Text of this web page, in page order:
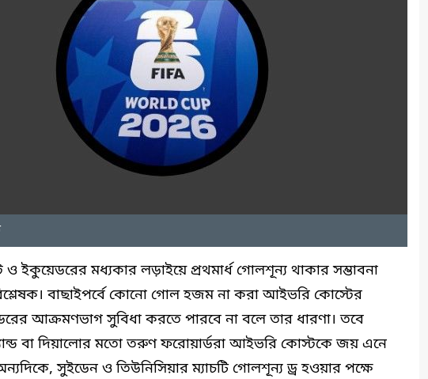
ইকুয়েডরের মধ্যকার লড়াইয়ে প্রথমার্ধ গোলশূন্য থাকার সম্ভাবনা
বাছাইপর্বে কোনো গোল হজম না করা আইভরি কোস্টের
আক্রমণভাগ সুবিধা করতে পারবে না বলে তার ধারণা। তবে
বা দিয়ালোর মতো তরুণ ফরোয়ার্ডরা আইভরি কোস্টকে জয় এনে
সুইডেন ও তিউনিসিয়ার ম্যাচটি গোলশূন্য ড্র হওয়ার পক্ষে